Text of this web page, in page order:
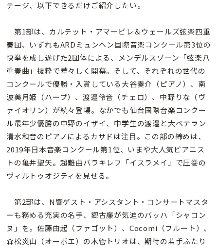
テージ、以下できるだけご紹介したい。
第1部は、カルテット・アマービレ＆ウェールズ弦楽四重
奏団、いずれもARDミュンヘン国際音楽コンクール第3位の
快挙を成し遂げた2団体による、メンデルスゾーン「弦楽八
重奏曲」抜粋で華々しく開幕。そして、それぞれの世代の
コンクールで優勝・入賞している大谷奏介（ピアノ）、南
波美月姫（ハープ）、渡邉伶音（チェロ）、中野りな（ヴ
ァイオリン）が続々登場。なかでも仙台国際音楽コンクー
ル最年少優勝の中野のイザイ、中学生の渡邉と大ベテラン
清水和音のピアノによるカサドは注目。この部の締めは、
2019年日本音楽コンクール第1位、いまや大人気ピアニス
トの亀井聖矢。超難曲バラキレフ「イスラメイ」で圧巻の
ヴィルトゥオジティを見せる。
第2部は、N響ゲスト・アシスタント・コンサートマスタ
ーも務める充実の名手、郷古廉が気迫のバッハ「シャコン
ヌ」を。佐藤由起（ファゴット）、Cocomi（フルート）、
森松炎山（オーボエ）の木管トリオは、期待の若手ふたり